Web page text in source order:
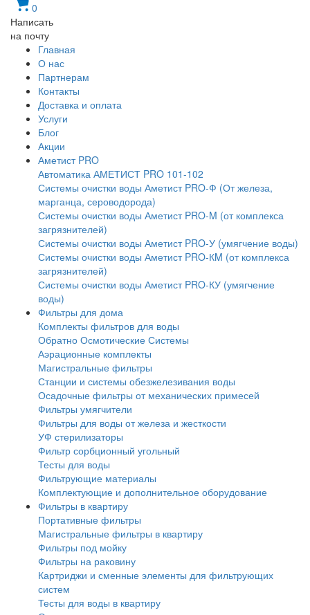
0
Написать
на почту
Главная
О нас
Партнерам
Контакты
Доставка и оплата
Услуги
Блог
Акции
Аметист PRO
Автоматика АМЕТИСТ PRO 101-102
Системы очистки воды Аметист PRO-Ф (От железа,
марганца, сероводорода)
Системы очистки воды Аметист PRO-M (от комплекса
загрязнителей)
Системы очистки воды Аметист PRO-У (умягчение воды)
Системы очистки воды Аметист PRO-КM (от комплекса
загрязнителей)
Системы очистки воды Аметист PRO-КУ (умягчение
воды)
Фильтры для дома
Комплекты фильтров для воды
Обратно Осмотические Системы
Аэрационные комплекты
Магистральные фильтры
Станции и системы обезжелезивания воды
Осадочные фильтры от механических примесей
Фильтры умягчители
Фильтры для воды от железа и жесткости
УФ стерилизаторы
Фильтр сорбционный угольный
Тесты для воды
Фильтрующие материалы
Комплектующие и дополнительное оборудование
Фильтры в квартиру
Портативные фильтры
Магистральные фильтры в квартиру
Фильтры под мойку
Фильтры на раковину
Картриджи и сменные элементы для фильтрующих
систем
Тесты для воды в квартиру